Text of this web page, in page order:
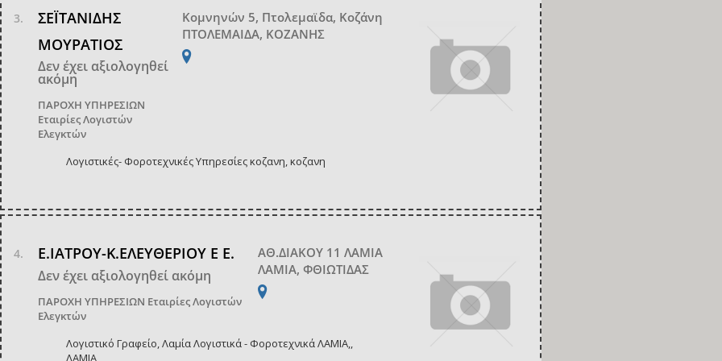
ΣΕΪΤΑΝΙΔΗΣ
ΜΟΥΡΑΤΙΟΣ
Δεν έχει αξιολογηθεί
ακόμη
ΠΑΡΟΧΗ ΥΠΗΡΕΣΙΩΝ
Εταιρίες Λογιστών
Ελεγκτών
Κομνηνών 5, Πτολεμαϊδα, Κοζάνη
ΠΤΟΛΕΜΑΙΔΑ, ΚΟΖΑΝΗΣ
Λογιστικές- Φοροτεχνικές Υπηρεσίες κοζανη, κοζανη
Ε.ΙΑΤΡΟΥ-Κ.ΕΛΕΥΘΕΡΙΟΥ Ε Ε.
Δεν έχει αξιολογηθεί ακόμη
ΠΑΡΟΧΗ ΥΠΗΡΕΣΙΩΝ Εταιρίες Λογιστών
Ελεγκτών
ΑΘ.ΔΙΑΚΟΥ 11 ΛΑΜΙΑ
ΛΑΜΙΑ, ΦΘΙΩΤΙΔΑΣ
Λογιστικό Γραφείο, Λαμία Λογιστικά - Φοροτεχνικά ΛΑΜΙΑ,,
ΛΑΜΙΑ